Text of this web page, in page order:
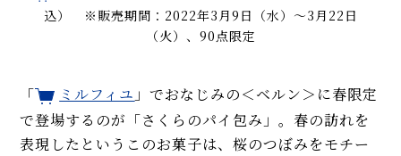
込） ※販売期間：2022年3月9日（水）～3月22日
（火）、90点限定
「 ミルフィユ 」でおなじみの＜ベルン＞に春限定
で登場するのが「さくらのパイ包み」。春の訪れを
表現したというこのお菓子は、桜のつぼみをモチー